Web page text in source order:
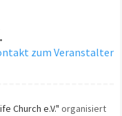
zum Veranstalter
Church e.V." organisiert